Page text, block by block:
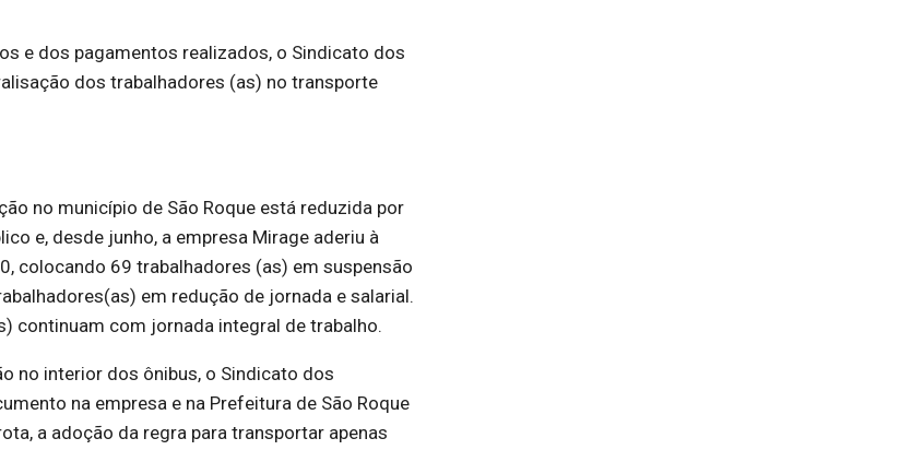
e dos pagamentos realizados, o Sindicato dos
dos trabalhadores (as) no transporte
no município de São Roque está reduzida por
e, desde junho, a empresa Mirage aderiu à
colocando 69 trabalhadores (as) em suspensão
em redução de jornada e salarial.
continuam com jornada integral de trabalho.
no interior dos ônibus, o Sindicato dos
na empresa e na Prefeitura de São Roque
a adoção da regra para transportar apenas